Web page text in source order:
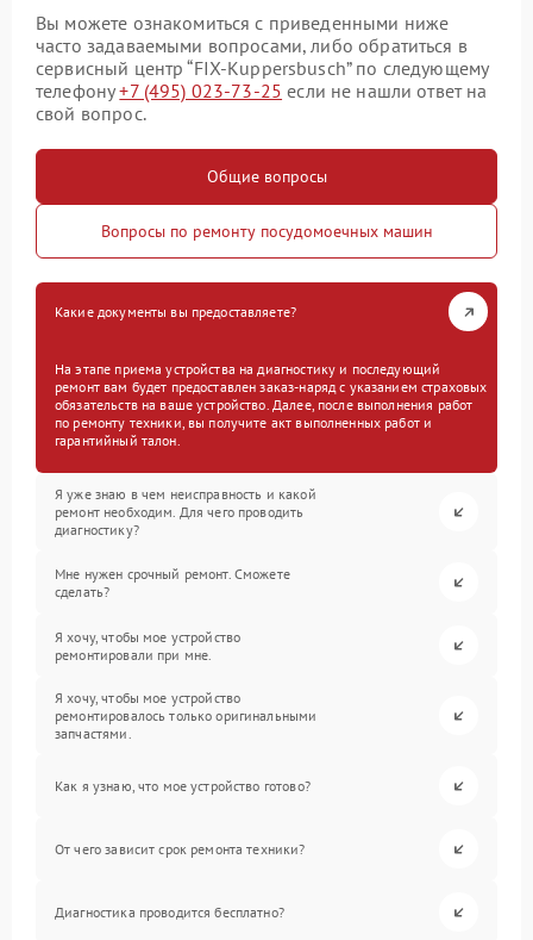
Вы можете ознакомиться с приведенными ниже
часто задаваемыми вопросами, либо обратиться в
сервисный центр “FIX-Kuppersbusch” по следующему
телефону+7 (495) 023-73-25 если не нашли ответ на
свой вопрос.
Общие вопросы
Вопросы по ремонту посудомоечных машин
Какие документы вы предоставляете?
На этапе приема устройства на диагностику и последующий
ремонт вам будет предоставлен заказ-наряд с указанием страховых
обязательств на ваше устройство. Далее, после выполнения работ
по ремонту техники, вы получите акт выполненных работ и
гарантийный талон.
Я уже знаю в чем неисправность и какой
ремонт необходим. Для чего проводить
диагностику?
Мне нужен срочный ремонт. Сможете
сделать?
Я хочу, чтобы мое устройство
ремонтировали при мне.
Я хочу, чтобы мое устройство
ремонтировалось только оригинальными
запчастями.
Как я узнаю, что мое устройство готово?
От чего зависит срок ремонта техники?
Диагностика проводится бесплатно?